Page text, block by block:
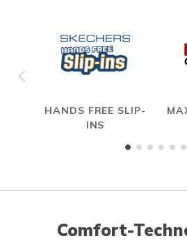
HANDS FREE SLIP-
INS
Comfort-